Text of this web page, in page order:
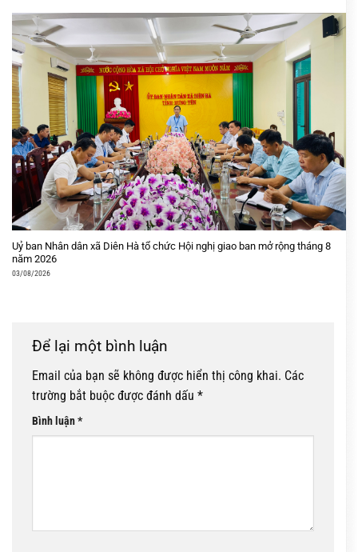
Uỷ ban Nhân dân xã Diên Hà tổ chức Hội nghị giao ban mở rộng tháng 8
năm 2026
03/08/2026
Để lại một bình luận
Email của bạn sẽ không được hiển thị công khai. Các
trường bắt buộc được đánh dấu *
Bình luận*